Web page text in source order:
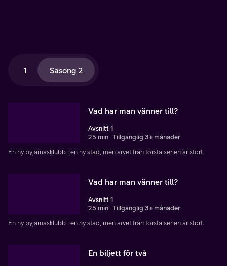
1 Säsong 2
Vad har man vänner till?
Avsnitt 1
25 min Tillgänglig 3+ månader
En ny pyjamasklubb i en ny stad, men arvet från första serien är stort.
Vad har man vänner till?
Avsnitt 1
25 min Tillgänglig 3+ månader
En ny pyjamasklubb i en ny stad, men arvet från första serien är stort.
En biljett för två